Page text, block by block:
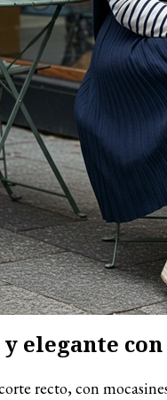
elegante con
recto, con